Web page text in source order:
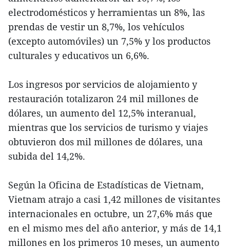
electrodomésticos y herramientas un 8%, las
prendas de vestir un 8,7%, los vehículos
(excepto automóviles) un 7,5% y los productos
culturales y educativos un 6,6%.
Los ingresos por servicios de alojamiento y
restauración totalizaron 24 mil millones de
dólares, un aumento del 12,5% interanual,
mientras que los servicios de turismo y viajes
obtuvieron dos mil millones de dólares, una
subida del 14,2%.
Según la Oficina de Estadísticas de Vietnam,
Vietnam atrajo a casi 1,42 millones de visitantes
internacionales en octubre, un 27,6% más que
en el mismo mes del año anterior, y más de 14,1
millones en los primeros 10 meses, un aumento